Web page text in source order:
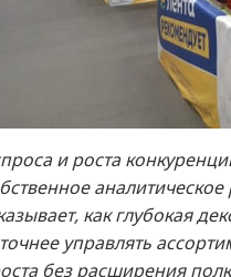
и роста
как глубокая
управлять
без расширения